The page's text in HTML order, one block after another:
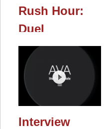
Rush Hour:
Duel
(ThinkFun) /
Spielwarenmesse
2026
Interview